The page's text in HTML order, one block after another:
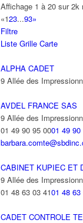
10 Allée Georges
ABBES SARAH
Affichage 1 à 20 sur 2k
«123...93»
Filtre
Liste Grille Carte
ALPHA CADET
9 Allée des
AVDEL FRANCE SAS
9 Allée des
01 49 90 95 0001 49 90
CABINET KUPIEC ET
9 Allée des
01 48 63 03 4101 48 63
CADET CONTROLE